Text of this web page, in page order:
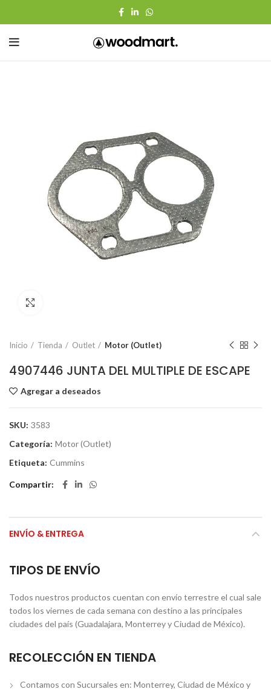
Inicio Tienda Outlet Motor (Outlet)
4907446 JUNTA DEL MULTIPLE DE ESCAPE
Agregar a deseados
SKU: 3583
Categoría: Motor (Outlet)
Etiqueta: Cummins
Compartir
ENVÍO & ENTREGA
TIPOS DE ENVÍO
Todos nuestros productos cuentan con envío terrestre el cual sale
todos los viernes de cada semana con destino a las principales
ciudades del país (Guadalajara, Monterrey y Ciudad de México).
RECOLECCIÓN EN TIENDA
Contamos con Sucursales en: Monterrey, Ciudad de México y